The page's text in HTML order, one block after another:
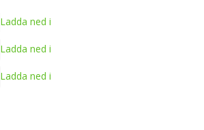
Ladda ned i
Ladda ned i
Ladda ned i